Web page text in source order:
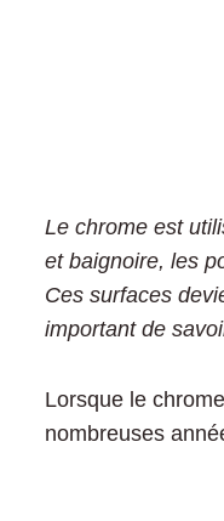
Le chrome est
et baignoire, les
Ces surfaces
important de
Lorsque le
nombreuses